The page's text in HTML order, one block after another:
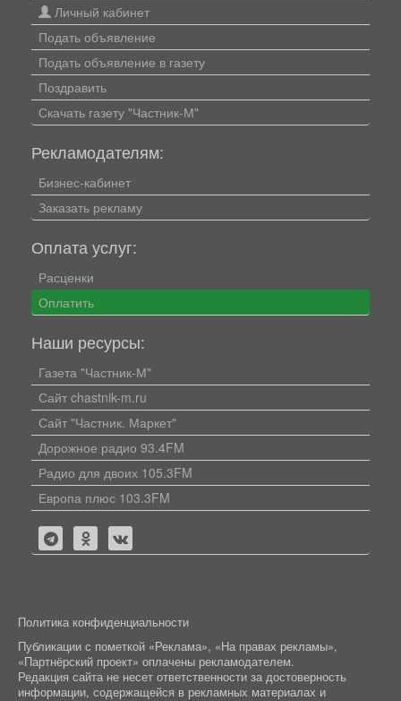
Личный кабинет
Подать объявление
Подать объявление в газету
Поздравить
Скачать газету "Частник-М"
Рекламодателям:
Бизнес-кабинет
Заказать рекламу
Оплата услуг:
Расценки
Оплатить
Наши ресурсы:
Газета "Частник-М"
Сайт chastnik-m.ru
Сайт "Частник. Маркет"
Дорожное радио 93.4FM
Радио для двоих 105.3FM
Европа плюс 103.3FM
Политика конфиденциальности
Публикации с пометкой «Реклама», «На правах рекламы»,
«Партнёрский проект» оплачены рекламодателем.
Редакция сайта не несет ответственности за достоверность
информации, содержащейся в рекламных материалах и